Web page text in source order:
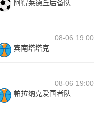
阿得莱德丘后备队
08-06 19:00
宾南塔塔克
08-06 19:00
帕拉纳克爱国者队